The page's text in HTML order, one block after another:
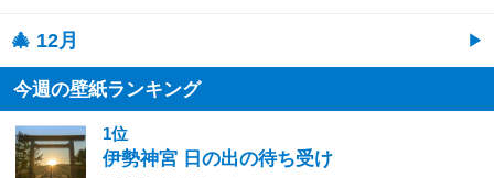
🎄 12月
今週の壁紙ランキング
1位
伊勢神宮 日の出の待ち受け